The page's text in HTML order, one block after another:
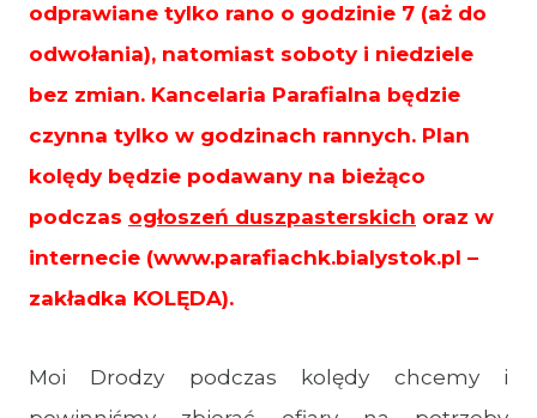
odprawiane tylko rano o godzinie 7 (aż do
odwołania), natomiast soboty i niedziele
bez zmian. Kancelaria Parafialna będzie
czynna tylko w godzinach rannych. Plan
kolędy będzie podawany na bieżąco
podczas ogłoszeń duszpasterskich oraz w
internecie (www.parafiachk.bialystok.pl –
zakładka KOLĘDA).
Moi Drodzy podczas kolędy chcemy i